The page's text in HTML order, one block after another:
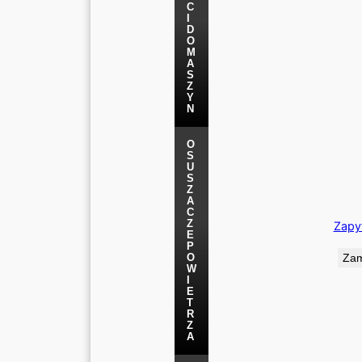
C
D
O
M
A
S
Z
Y
N
O
S
U
S
Z
A
C
Z
E
P
O
W
E
T
R
Z
A